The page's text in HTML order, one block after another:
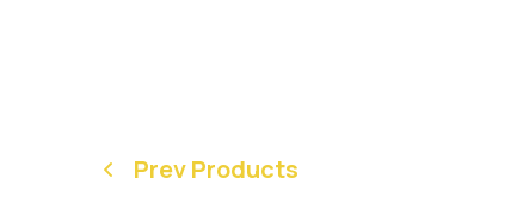
Prev Products